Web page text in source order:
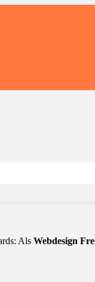
Als Webdesign